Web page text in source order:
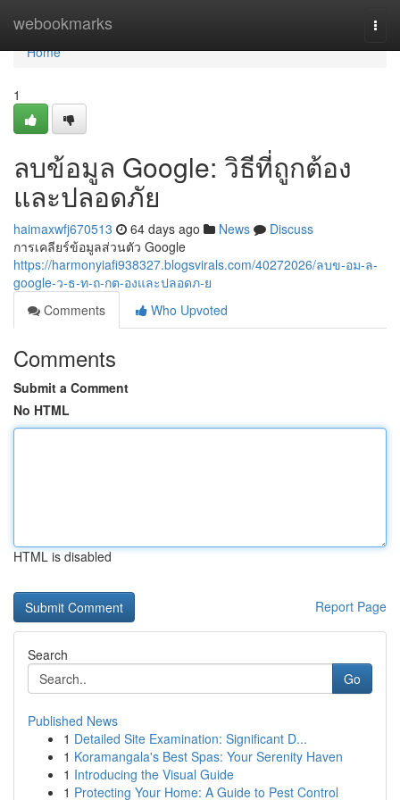
webookmarks
Home
Home
1
ลบข้อมูล Google: วิธีที่ถูกต้อง
และปลอดภัย
haimaxwfj670513 64 days ago News
Discuss
การเคลียร์ข้อมูลส่วนตัว Google
https://harmonyiafi938327.blogsvirals.com/40272026/ลบข-อม-ล-
google-ว-ธ-ท-ถ-กต-องและปลอดภ-ย
Comments
Who Upvoted
Comments
Submit a Comment
No HTML
HTML is disabled
Report Page
Search
Go
Published News
1 Detailed Site Examination: Significant D...
1 Koramangala's Best Spas: Your Serenity Haven
1 Introducing the Visual Guide
1 Protecting Your Home: A Guide to Pest Control